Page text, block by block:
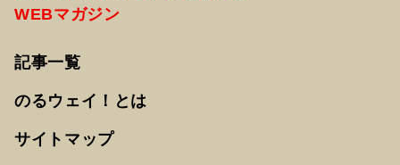
WEBマガジン
記事一覧
のるウェイ！とは
サイトマップ